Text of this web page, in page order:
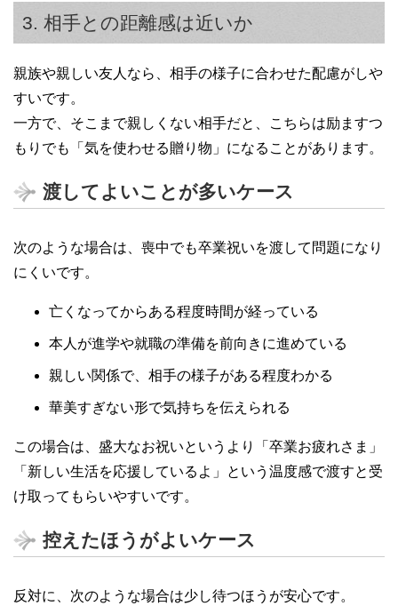
3. 相手との距離感は近いか
親族や親しい友人なら、相手の様子に合わせた配慮がしや
すいです。
一方で、そこまで親しくない相手だと、こちらは励ますつ
もりでも「気を使わせる贈り物」になることがあります。
渡してよいことが多いケース
次のような場合は、喪中でも卒業祝いを渡して問題になり
にくいです。
亡くなってからある程度時間が経っている
本人が進学や就職の準備を前向きに進めている
親しい関係で、相手の様子がある程度わかる
華美すぎない形で気持ちを伝えられる
この場合は、盛大なお祝いというより「卒業お疲れさま」
「新しい生活を応援しているよ」という温度感で渡すと受
け取ってもらいやすいです。
控えたほうがよいケース
反対に、次のような場合は少し待つほうが安心です。